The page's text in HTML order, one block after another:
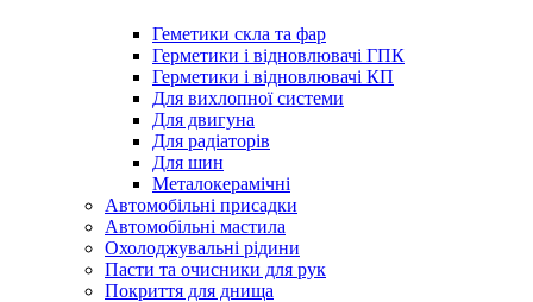
Геметики скла та фар
Герметики і відновлювачі ГПК
Герметики і відновлювачі КП
Для вихлопної системи
Для двигуна
Для радіаторів
Для шин
Металокерамічні
Автомобільні присадки
Автомобільні мастила
Охолоджувальні рідини
Пасти та очисники для рук
Покриття для днища